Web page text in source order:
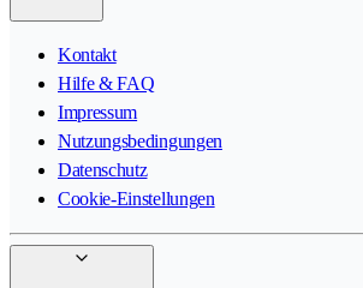
Kontakt
Hilfe & FAQ
Impressum
Nutzungsbedingungen
Datenschutz
Cookie-Einstellungen